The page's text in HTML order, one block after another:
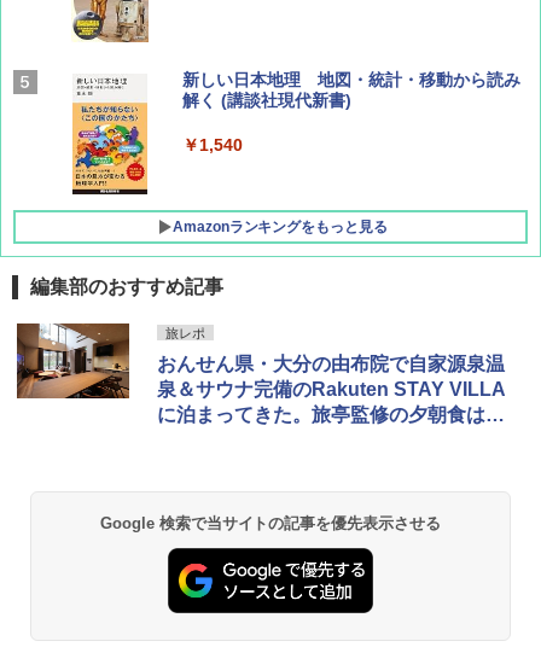
BE-PAL(ビ-パル) 2026年 9 月号【特別付録:
SOTO ミニマル"旅"財布 ランダム2種】
￥1,500
新しい日本地理 地図・統計・移動から読み
解く (講談社現代新書)
￥1,540
Amazonランキングをもっと見る
[キャンパーズコレクション 山善] ポップアッ
プテント 傘みたいに広げて畳める パッとサ
ッとサンシェード キューブ フルクローズ メ
ッシュ 簡単設置 ワンタッチテント キャンプ
&ハイキング カーキ PATC-150(KH)
PYKES PEAK (パイクスピーク) 着替えテン
人用 折りたたみ 防災グッズ 災害用トイレ ビ
ーチ ピクニック ポップアップテント 携帯 簡
易 トイレテント (オリーブ)
BUNDOK(バンドック)ソロ ドーム 1 EX BDK
-08EX カーキ ソロキャンプ ポリエステル フ
レーム テント
￥14,800
026リニューアル 急速冷凍 空間倍増 衛生的
コンパクト 保冷力長持ち
￥2,980
DEWEL パラソル 大型 ビーチ アウトドアパ
編集部のおすすめ記事
旅レポ
おんせん県・大分の由布院で自家源泉温
泉＆サウナ完備のRakuten STAY VILLA
に泊まってきた。旅亭監修の夕朝食は簡
Google 検索で当サイトの記事を優先表示させる